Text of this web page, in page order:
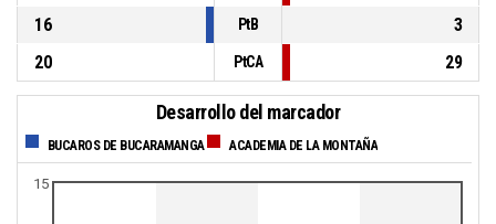
16
PtB
3
20
PtCA 29
Desarrollo del marcador
BUCAROS DE BUCARAMANGA ACADEMIA DE LA MONTAÑA
15